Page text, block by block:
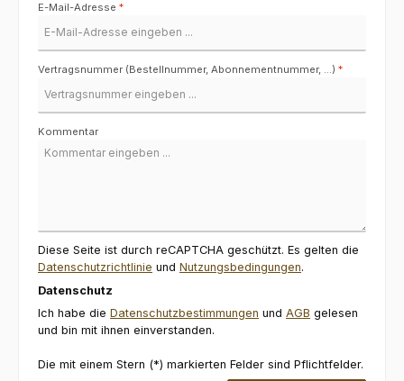
E-Mail-Adresse *
Vertragsnummer (Bestellnummer, Abonnementnummer, ...) *
Kommentar
Diese Seite ist durch reCAPTCHA geschützt. Es gelten die
Datenschutzrichtlinie und Nutzungsbedingungen.
Datenschutz
Ich habe die Datenschutzbestimmungen und AGB gelesen
und bin mit ihnen einverstanden.
Die mit einem Stern (*) markierten Felder sind Pflichtfelder.